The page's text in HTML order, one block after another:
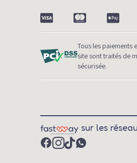
Tous les paiements
site sont traités de
sécurisée.
sur les